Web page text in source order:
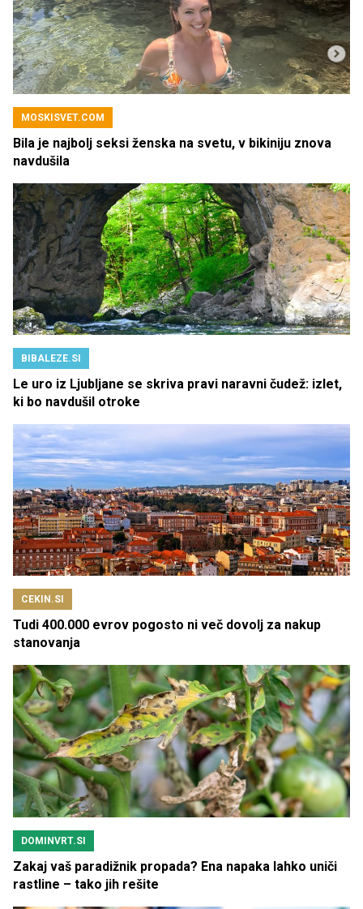
MOSKISVET.COM
Bila je najbolj seksi ženska na svetu, v bikiniju znova
navdušila
BIBALEZE.SI
Le uro iz Ljubljane se skriva pravi naravni čudež: izlet,
ki bo navdušil otroke
CEKIN.SI
Tudi 400.000 evrov pogosto ni več dovolj za nakup
stanovanja
DOMINVRT.SI
Zakaj vaš paradižnik propada? Ena napaka lahko uniči
rastline – tako jih rešite